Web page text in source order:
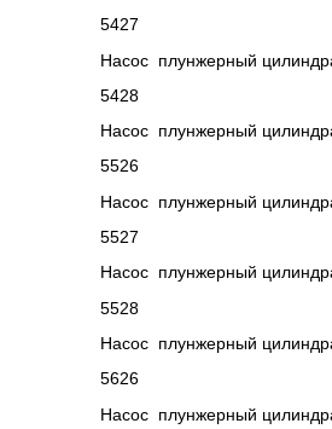
5427
Насос плунжерный
5428
Насос плунжерный
5526
Насос плунжерный
5527
Насос плунжерный
5528
Насос плунжерный
5626
Насос плунжерный